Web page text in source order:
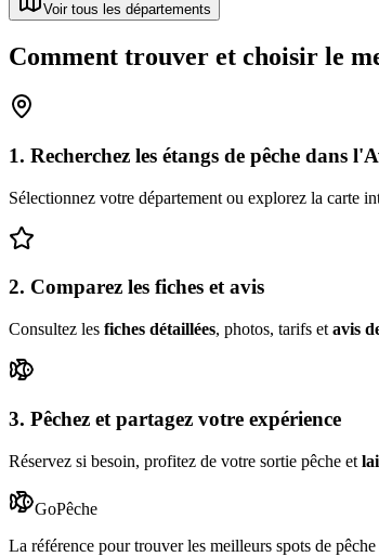
Voir tous les départements
Comment trouver et choisir le
1. Recherchez les étangs de pêche dans l'
Sélectionnez votre département ou explorez la carte
2. Comparez les fiches et avis
Consultez les fiches détaillées, photos, tarifs et avis
3. Pêchez et partagez votre expérience
Réservez si besoin, profitez de votre sortie pêche et
GoPêche
La référence pour trouver les meilleurs spots de pêche